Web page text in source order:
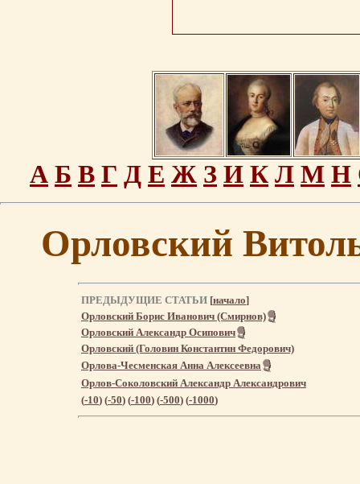
А Б В Г Д Е Ж З И К Л М Н
Орловский
ПРЕДЫДУЩИЕ СТАТЬИ [начало]
Орловский Борис Иванович (Смирнов)
Орловский Александр Осипович
Орловский (Головин Константин Федорович)
Орлова-Чесменская Анна Алексеевна
Орлов-Соколовский Александр Александрович
(-10) (-50) (-100) (-500) (-1000)